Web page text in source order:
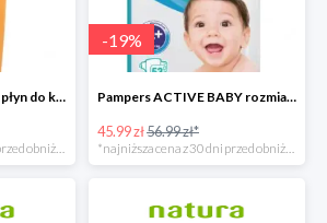
MIXA BABY delikatny płyn do kąpieli i mycia z olejkiem 400 ML
-19%
Pampers ACTIVE BABY rozmiar 4+, 53 pieluszki, 10-15 kg
45.99 zł56.99 zł*